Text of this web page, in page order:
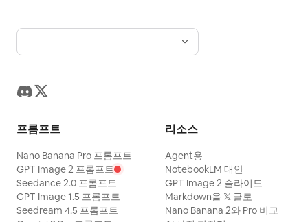
중 모델 선택을 보여주는 소셜 미디어 스크린샷
지 마세요. 메인 슬라이드 제목을 가리지 마세
를 유지하세요. 워터마크, 브라우저 탭 또는 관
벨. 네온 외곽선과 부드러운 빛이 감도는 둥근
글래스모피즘 카드를 사용하세요. 하단 콜아
태 바를 배치하고 빨간색 X 아이콘과
는 텍스트를 넣습니다. 오른쪽 열 아래에는 청
록색/녹색 외곽선의 둥근 상태 바를 배치하고
녹색 체크 아이콘과 “SMARTER. CHEAPER.
BETTER RESULTS.”라는 텍스트를 넣습니다.
모든 텍스트는 읽기 쉽고 중앙 정렬되도록 하세
프롬프트
Nano Banana Pro 프롬프트
GPT Image 2 프롬프트
Seedance 2.0 프롬프트
GPT Image 1.5 프롬프트
Seedream 4.5 프롬프트
리소스
Agent용
NotebookLM 대안
GPT Image 2 슬라이드
Markdown을 𝕏 글로
Nano Banana 2와 Pro 비교